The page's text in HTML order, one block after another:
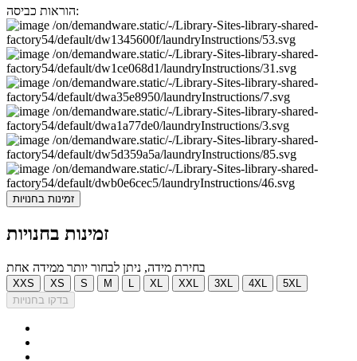
הוראות כביסה:
זמינות בחנויות
זמינות בחנויות
בחירת מידה, ניתן לבחור יותר ממידה אחת
XXS XS S M XL XXL 3XL 4XL
5XL
בדקו בחנויות